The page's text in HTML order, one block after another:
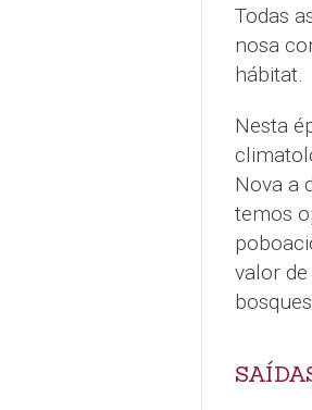
Todas
nosa
hábitat.
Nesta
Nova a
temos
valor